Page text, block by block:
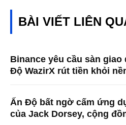
BÀI VIẾT LIÊN
Binance yêu cầu sàn
Độ WazirX rút tiền khỏi
Ấn Độ bất ngờ cấm ứng
của Jack Dorsey, cộng